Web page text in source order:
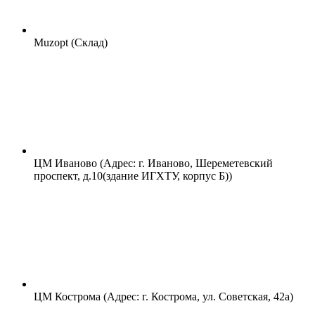
Muzopt (Склад)
ЦМ Иваново (Адрес: г. Иваново, Шереметевский
проспект, д.10(здание ИГХТУ, корпус Б))
ЦМ Кострома (Адрес: г. Кострома, ул. Советская, 42а)